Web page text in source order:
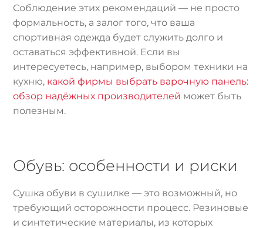
Соблюдение этих рекомендаций — не просто
формальность, а залог того, что ваша
спортивная одежда будет служить долго и
оставаться эффективной. Если вы
интересуетесь, например, выбором техники на
кухню, какой фирмы выбрать варочную панель:
обзор надёжных производителей может быть
полезным.
Обувь: особенности и риски
Сушка обуви в сушилке — это возможный, но
требующий осторожности процесс. Резиновые
и синтетические материалы, из которых